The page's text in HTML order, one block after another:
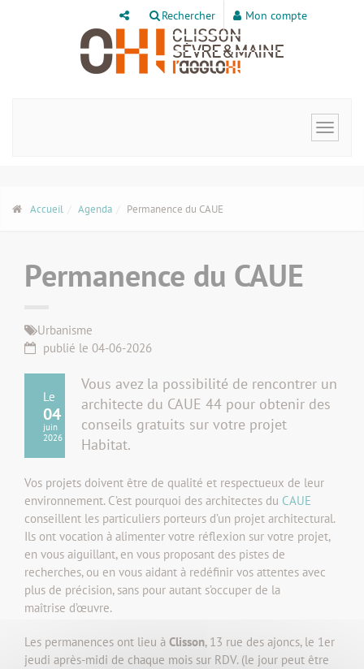
Rechercher Mon compte
Toggle
Accueil Agenda Permanence du CAUE
Permanence du CAUE
Urbanisme
publié le 04-06-2026
Le
04
juin
2026
Vous avez la possibilité de rencontrer un
architecte du CAUE 44 pour obtenir des
conseils gratuits sur votre projet
Habitat.
Vos projets doivent être de qualité et respectueux de leur
environnement. C’est pourquoi des architectes du CAUE
conseillent les particuliers porteurs d’un projet architectural.
Ils ont vocation à alimenter votre réflexion sur votre projet,
en vous aiguillant, en vous proposant des pistes de
recherches, ou en vous aidant à redéfinir vos attentes avec
plus de précision, sans pour autant s’occuper de la
maîtrise d’œuvre.
Les permanences ont lieu à Clisson, 13 rue des ajoncs, le 1er
jeudi après-midi de chaque mois sur RDV. (le jour peut être
Panneau de gestion des cookies